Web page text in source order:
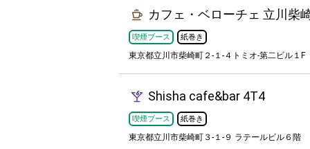
カフェ・ベローチェ 立川柴
喫煙ブース 紙巻き
東京都立川市柴崎町２-１-４トミオ-第二ビル１F
Shisha cafe&bar 4T4
喫煙ブース 紙巻き
東京都立川市柴崎町３-１-９ ラテールビル６階